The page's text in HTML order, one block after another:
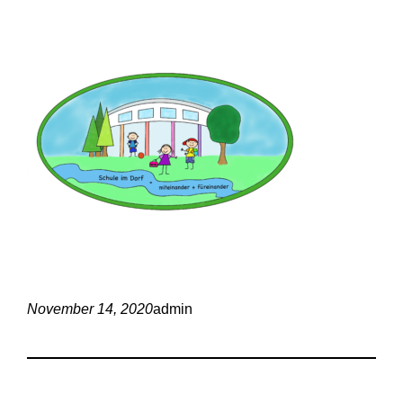
November 14, 2020admin